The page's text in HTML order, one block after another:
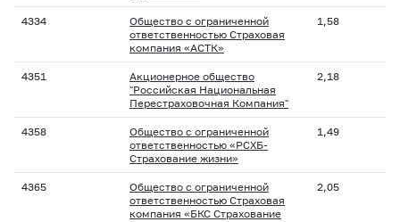
4334
Общество с ограниченной
ответственностью Страховая
компания «АСТК»
1,58
4351
Акционерное общество
"Российская Национальная
Перестраховочная Компания"
2,18
4358
Общество с ограниченной
ответственностью «РСХБ-
Страхование жизни»
1,49
4365
Общество с ограниченной
ответственностью Страховая
компания «БКС Страхование
2,05